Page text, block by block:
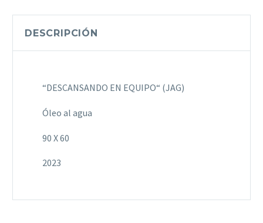
DESCRIPCIÓN
“DESCANSANDO EN EQUIPO“ (JAG)
Óleo al agua
90 X 60
2023